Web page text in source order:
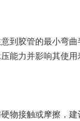
到胶管的最小弯
能力并影响其使用
物接触或摩擦，